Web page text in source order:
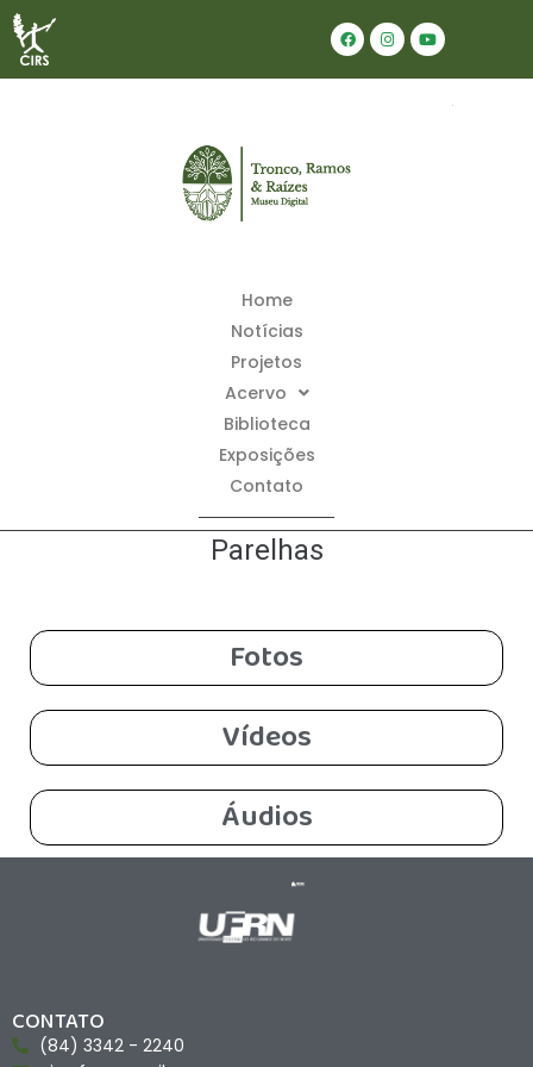
Home
Notícias
Projetos
Acervo
Biblioteca
Exposições
Contato
Parelhas
Fotos
Vídeos
Áudios
CONTATO
(84) 3342 - 2240